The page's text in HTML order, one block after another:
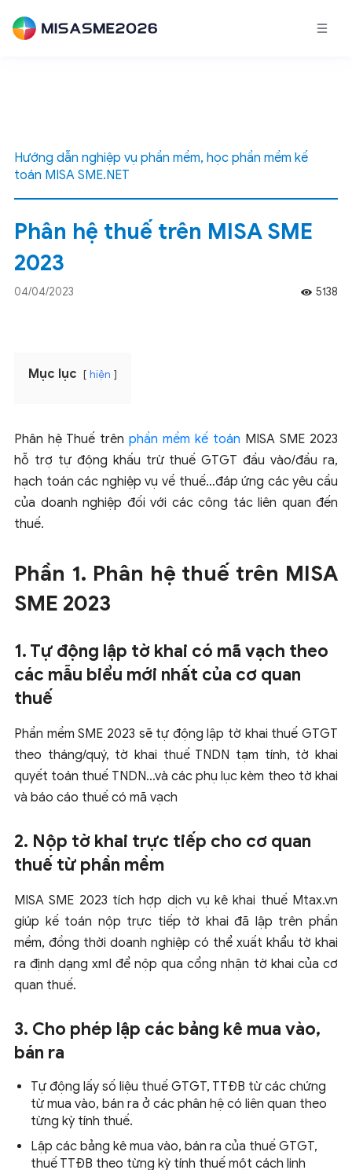
Hướng dẫn nghiệp vụ phần mềm, học phần mềm kế
toán MISA SME.NET
Phân hệ thuế trên MISA SME
2023
04/04/2023 5138
Mục lục hiện
Phân hệ Thuế trên phần mềm kế toán MISA SME 2023
hỗ trợ tự động khấu trừ thuế GTGT đầu vào/đầu ra,
hạch toán các nghiệp vụ về thuế…đáp ứng các yêu cầu
của doanh nghiệp đối với các công tác liên quan đến
thuế.
Phần 1. Phân hệ thuế trên MISA
SME 2023
1. Tự động lập tờ khai có mã vạch theo
các mẫu biểu mới nhất của cơ quan
thuế
Phần mềm SME 2023 sẽ tự động lập tờ khai thuế GTGT
theo tháng/quý, tờ khai thuế TNDN tạm tính, tờ khai
quyết toán thuế TNDN…và các phụ lục kèm theo tờ khai
và báo cáo thuế có mã vạch
2. Nộp tờ khai trực tiếp cho cơ quan
thuế từ phần mềm
MISA SME 2023 tích hợp dịch vụ kê khai thuế Mtax.vn
giúp kế toán nộp trực tiếp tờ khai đã lập trên phần
mềm, đồng thời doanh nghiệp có thể xuất khẩu tờ khai
ra định dạng xml để nộp qua cổng nhận tờ khai của cơ
quan thuế.
3. Cho phép lập các bảng kê mua vào,
bán ra
Tự động lấy số liệu thuế GTGT, TTĐB từ các chứng
từ mua vào, bán ra ở các phân hệ có liên quan theo
từng kỳ tính thuế.
Lập các bảng kê mua vào, bán ra của thuế GTGT,
thuế TTĐB theo từng kỳ tính thuế một cách linh